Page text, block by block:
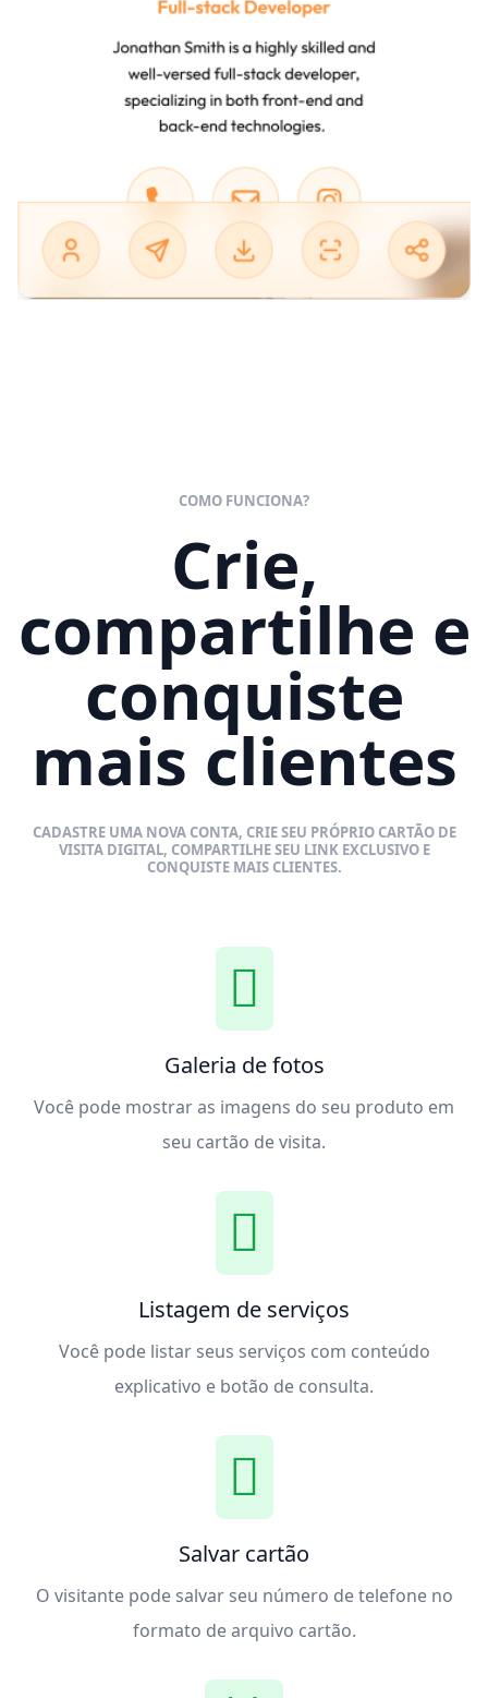
COMO FUNCIONA?
Crie,
compartilhe e
conquiste
mais clientes
CADASTRE UMA NOVA CONTA, CRIE SEU PRÓPRIO CARTÃO DE
VISITA DIGITAL, COMPARTILHE SEU LINK EXCLUSIVO E
CONQUISTE MAIS CLIENTES.
Galeria de fotos
Você pode mostrar as imagens do seu produto em
seu cartão de visita.
Listagem de serviços
Você pode listar seus serviços com conteúdo
explicativo e botão de consulta.
Salvar cartão
O visitante pode salvar seu número de telefone no
formato de arquivo cartão.